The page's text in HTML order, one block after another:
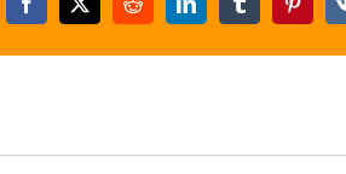
Facebook
X RedditLinkedInTumblr